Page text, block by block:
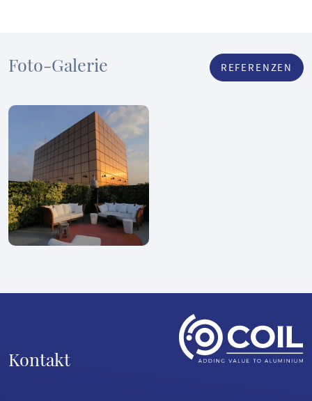
Foto-Galerie REFERENZEN
Kontakt